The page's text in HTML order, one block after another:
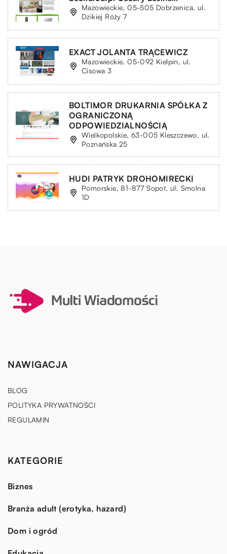
Mazowieckie, 05-505 Dobrzenica, ul.
Dzikiej Róży 7
EXACT JOLANTA TRĄCEWICZ
Mazowieckie, 05-092 Kiełpin, ul.
Cisowa 3
BOLTIMOR DRUKARNIA SPÓŁKA Z
OGRANICZONĄ
ODPOWIEDZIALNOŚCIĄ
Wielkopolskie, 63-005 Kleszczewo, ul.
Poznańska 25
HUDI PATRYK DROHOMIRECKI
Pomorskie, 81-877 Sopot, ul. Smolna
1D
NAWIGACJA
BLOG
POLITYKA PRYWATNOŚCI
REGULAMIN
KATEGORIE
Biznes
Branża adult (erotyka, hazard)
Dom i ogród